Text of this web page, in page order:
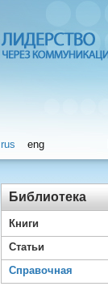
rus eng
Библиотека
Книги
Статьи
Справочная